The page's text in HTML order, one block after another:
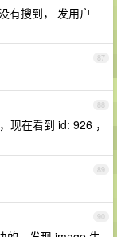
有搜到， 发用户
87
88
现在看到 id: 926 ，
89
90